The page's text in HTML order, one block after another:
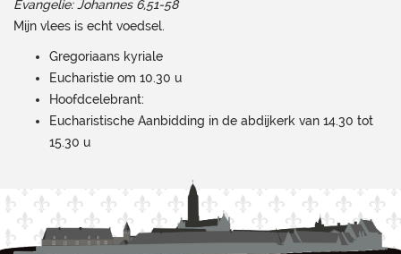
Evangelie: Johannes 6,51-58
Mijn vlees is echt voedsel.
Gregoriaans kyriale
Eucharistie om 10.30 u
Hoofdcelebrant:
Eucharistische Aanbidding in de abdijkerk van 14.30 tot
15.30 u